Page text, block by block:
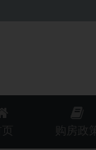
购房政策